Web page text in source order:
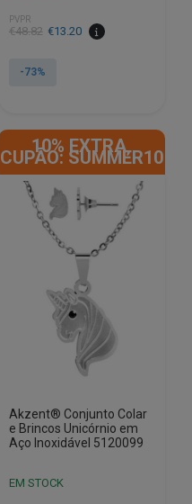
PVPR
€48.82
O
original
€13.20
O
atual
-73%
10% EXTRA,
CUPÃO: SUMMER10
Akzent® Conjunto Colar
e Brincos Unicórnio em
Aço Inoxidável 5120099
EM STOCK